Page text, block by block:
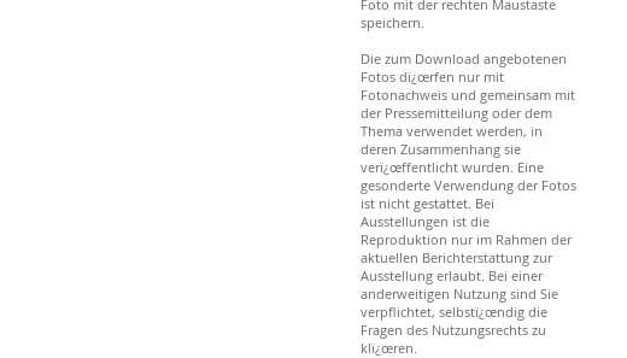
Foto mit der rechten Maustaste
speichern.
Die zum Download angebotenen
Fotos dï¿œrfen nur mit
Fotonachweis und gemeinsam mit
der Pressemitteilung oder dem
Thema verwendet werden, in
deren Zusammenhang sie
verï¿œffentlicht wurden. Eine
gesonderte Verwendung der Fotos
ist nicht gestattet. Bei
Ausstellungen ist die
Reproduktion nur im Rahmen der
aktuellen Berichterstattung zur
Ausstellung erlaubt. Bei einer
anderweitigen Nutzung sind Sie
verpflichtet, selbstï¿œndig die
Fragen des Nutzungsrechts zu
klï¿œren.